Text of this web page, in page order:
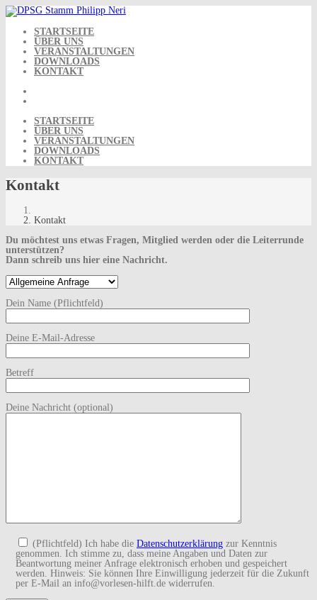
Skip
to
content STARTSEITE
ÜBER UNS
VERANSTALTUNGEN
DOWNLOADS
KONTAKT
STARTSEITE
ÜBER UNS
VERANSTALTUNGEN
DOWNLOADS
KONTAKT
Kontakt
Kontakt
Du möchtest uns etwas Fragen, Mitglied werden oder die Leiterrunde
unterstützen?
Dann schreib uns hier eine Nachricht.
Dein Name (Pflichtfeld)
Deine E-Mail-Adresse
Betreff
Deine Nachricht (optional)
(Pflichtfeld) Ich habe die Datenschutzerklärung zur Kenntnis
genommen. Ich stimme zu, dass meine Angaben und Daten zur
Beantwortung meiner Anfrage elektronisch erhoben und gespeichert
werden. Hinweis: Sie können Ihre Einwilligung jederzeit für die Zukunft
per E-Mail an info@vorlesen-hilft.de widerrufen.